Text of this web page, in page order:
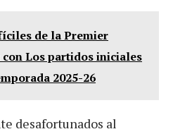
de la Premier
Los partidos iniciales
2025-26
desafortunados al